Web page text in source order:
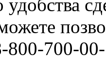
можете
800-700-